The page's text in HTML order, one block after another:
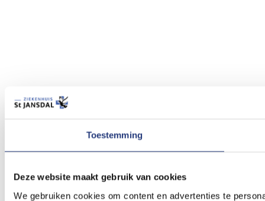
Toestemming
Deze website maakt gebruik van cookies
We gebruiken cookies om content en advertenties te